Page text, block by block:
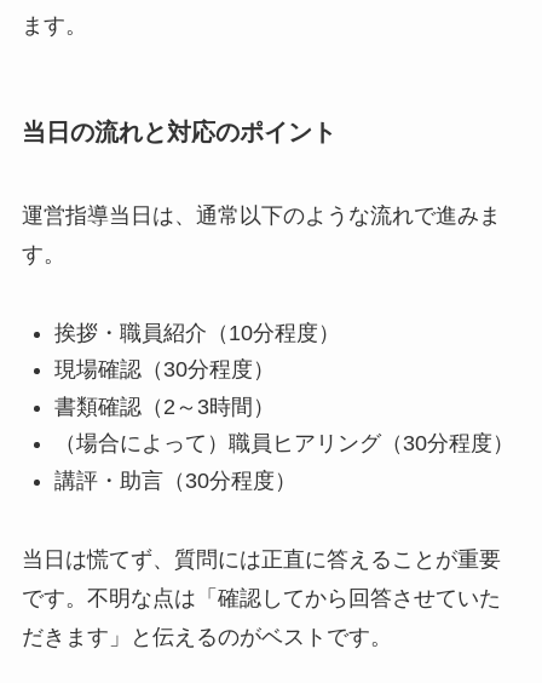
ます。
当日の流れと対応のポイント
運営指導当日は、通常以下のような流れで進みま
す。
挨拶・職員紹介（10分程度）
現場確認（30分程度）
書類確認（2～3時間）
（場合によって）職員ヒアリング（30分程度）
講評・助言（30分程度）
当日は慌てず、質問には正直に答えることが重要
です。不明な点は「確認してから回答させていた
だきます」と伝えるのがベストです。